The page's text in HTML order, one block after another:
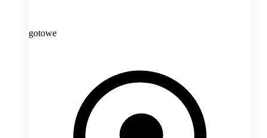
gotowe